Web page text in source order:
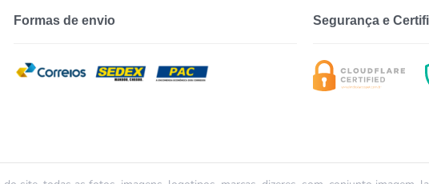
Formas de envio Segurança e